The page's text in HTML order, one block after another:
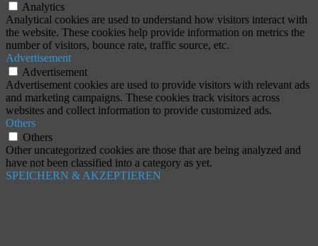
Analytics
Analytical cookies are used to understand how visitors interact with
the website. These cookies help provide information on metrics the
number of visitors, bounce rate, traffic source, etc.
Advertisement
Advertisement
Advertisement cookies are used to provide visitors with relevant ads
and marketing campaigns. These cookies track visitors across
websites and collect information to provide customized ads.
Others
Others
Other uncategorized cookies are those that are being analyzed and
have not been classified into a category as yet.
SPEICHERN & AKZEPTIEREN